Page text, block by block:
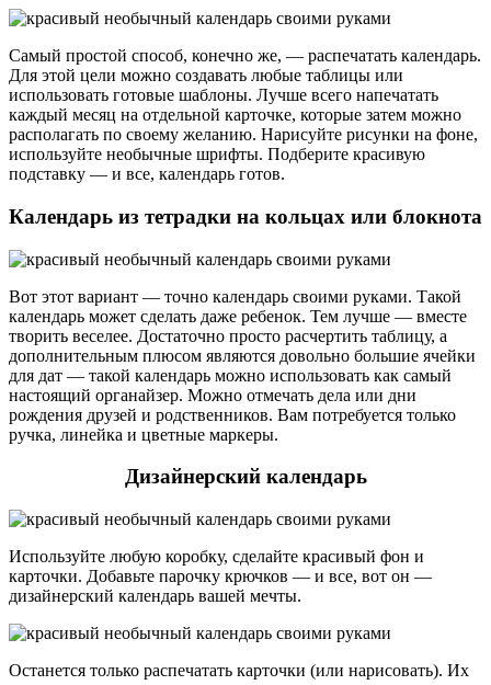
Самый простой способ, конечно же, — распечатать календарь.
Для этой цели можно создавать любые таблицы или
использовать готовые шаблоны. Лучше всего напечатать
каждый месяц на отдельной карточке, которые затем можно
располагать по своему желанию. Нарисуйте рисунки на фоне,
используйте необычные шрифты. Подберите красивую
подставку — и все, календарь готов.
Календарь из тетрадки на кольцах или блокнота
Вот этот вариант — точно календарь своими руками. Такой
календарь может сделать даже ребенок. Тем лучше — вместе
творить веселее. Достаточно просто расчертить таблицу, а
дополнительным плюсом являются довольно большие ячейки
для дат — такой календарь можно использовать как самый
настоящий органайзер. Можно отмечать дела или дни
рождения друзей и родственников. Вам потребуется только
ручка, линейка и цветные маркеры.
Дизайнерский календарь
Используйте любую коробку, сделайте красивый фон и
карточки. Добавьте парочку крючков — и все, вот он —
дизайнерский календарь вашей мечты.
Останется только распечатать карточки (или нарисовать). Их